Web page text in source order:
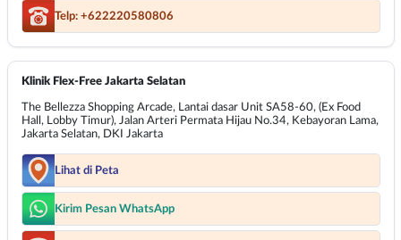
Telp: +622220580806
Klinik Flex-Free Jakarta Selatan
The Bellezza Shopping Arcade, Lantai dasar Unit SA58-60, (Ex Food
Hall, Lobby Timur), Jalan Arteri Permata Hijau No.34, Kebayoran Lama,
Jakarta Selatan, DKI Jakarta
Lihat di Peta
Kirim Pesan WhatsApp